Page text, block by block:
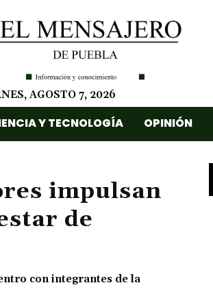
AGOSTO 7, 2026
Y TECNOLOGÍA OPINIÓN
impulsan
de
con integrantes de la